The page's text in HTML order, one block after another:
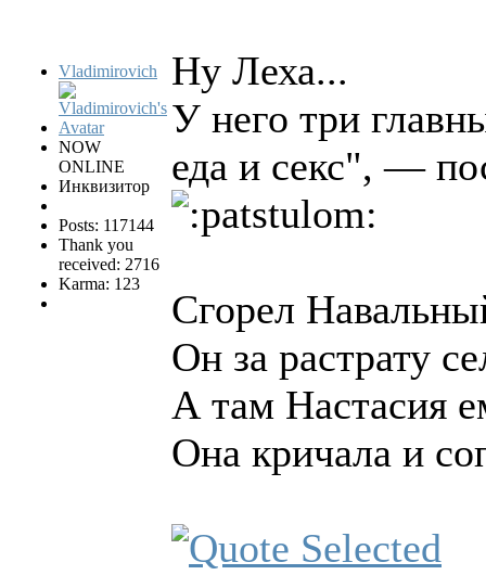
Vladimirovich
NOW
ONLINE
Инквизитор
Posts: 117144
Thank you
received: 2716
Karma: 123
Ну Леха...
У него три
еда и секс", —
Сгорел
Он за растрату
А там Настасия
Она кричала и